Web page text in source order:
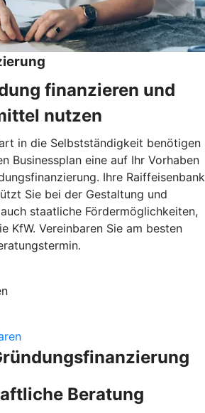
finanzieren und
nutzen
in die Selbstständigkeit benötigen
Businessplan eine auf Ihr Vorhaben
Ihre Raiffeisenbank
Sie bei der Gestaltung und
staatliche Fördermöglichkeiten,
KfW. Vereinbaren Sie am besten
Beratung